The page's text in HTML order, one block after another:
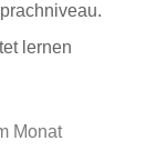
lernen
Monat